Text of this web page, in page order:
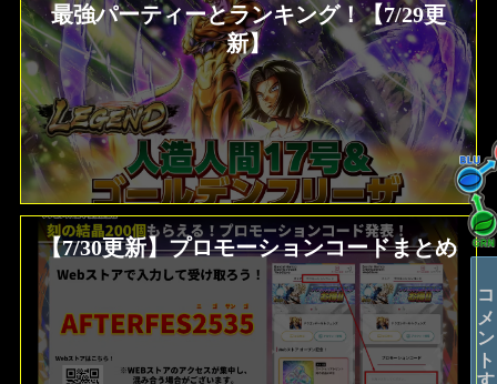
最強パーティーとランキング！【7/29更
新】
【7/30更新】プロモーションコードまとめ
コメントする